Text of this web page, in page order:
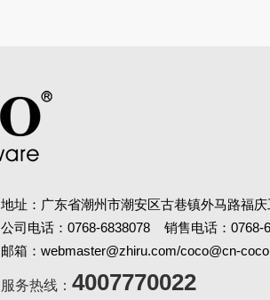
地址：广东省潮州市潮安区古巷镇外马路福
公司电话：0768-6838078 销售电话：0768-
邮箱：webmaster@zhiru.com/coco@cn-
服务热线： 4007770022